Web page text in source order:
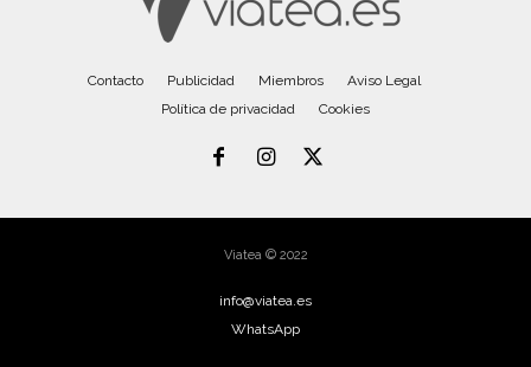
Contacto Publicidad Miembros
Aviso Legal
Política de privacidad
Cookies
Viatea © 2022
info@viatea.es
WhatsApp